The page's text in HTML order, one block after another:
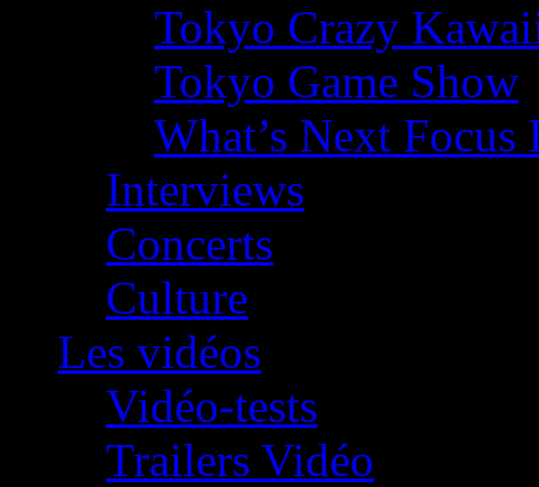
Tokyo Crazy
Tokyo Game Show
What’s Next
Interviews
Concerts
Culture
Les vidéos
Vidéo-tests
Trailers Vidéo